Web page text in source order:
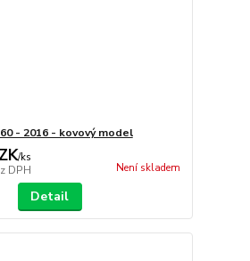
- 2016 - kovový model
/ks
DPH Není skladem
Detail